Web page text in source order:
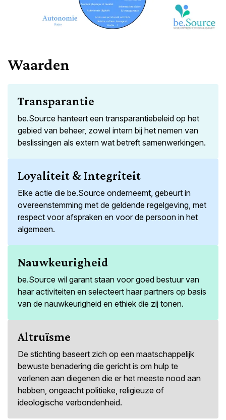
Waarden
Transparantie
be.Source hanteert een transparantiebeleid op het
gebied van beheer, zowel intern bij het nemen van
beslissingen als extern wat betreft samenwerkingen.
Loyaliteit & Integriteit
Elke actie die be.Source onderneemt, gebeurt in
overeenstemming met de geldende regelgeving, met
respect voor afspraken en voor de persoon in het
algemeen.
Nauwkeurigheid
be.Source wil garant staan voor goed bestuur van
haar activiteiten en selecteert haar partners op basis
van de nauwkeurigheid en ethiek die zij tonen.
Altruïsme
De stichting baseert zich op een maatschappelijk
bewuste benadering die gericht is om hulp te
verlenen aan diegenen die er het meeste nood aan
hebben, ongeacht politieke, religieuze of
ideologische verbondenheid.